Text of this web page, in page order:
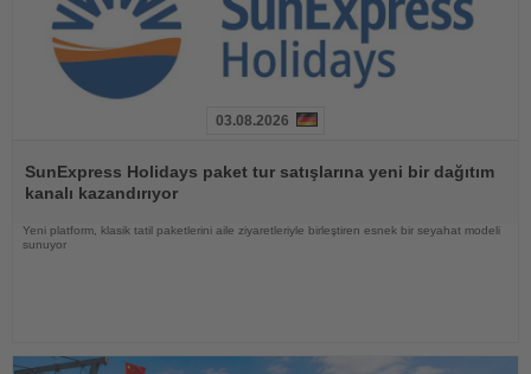
Oku
03.08.2026
SunExpress Holidays paket tur satışlarına yeni bir dağıtım
kanalı kazandırıyor
Yeni platform, klasik tatil paketlerini aile ziyaretleriyle birleştiren esnek bir seyahat modeli
sunuyor